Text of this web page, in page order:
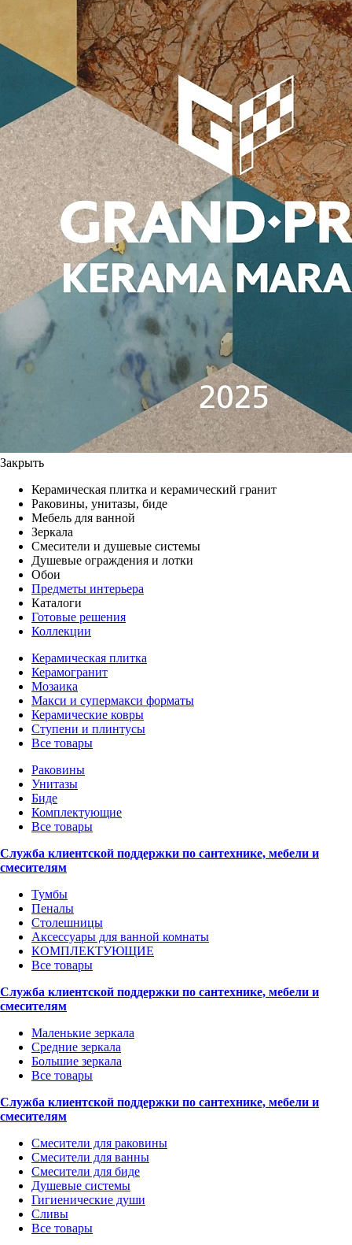
Закрыть
Керамическая плитка и керамический гранит
Раковины, унитазы, биде
Мебель для ванной
Зеркала
Смесители и душевые системы
Душевые ограждения и лотки
Обои
Предметы интерьера
Каталоги
Готовые решения
Коллекции
Керамическая плитка
Керамогранит
Мозаика
Макси и супермакси форматы
Керамические ковры
Ступени и плинтусы
Все товары
Раковины
Унитазы
Биде
Комплектующие
Все товары
Служба клиентской поддержки по сантехнике, мебели и
смесителям
Тумбы
Пеналы
Столешницы
Аксессуары для ванной комнаты
КОМПЛЕКТУЮЩИЕ
Все товары
Служба клиентской поддержки по сантехнике, мебели и
смесителям
Маленькие зеркала
Средние зеркала
Большие зеркала
Все товары
Служба клиентской поддержки по сантехнике, мебели и
смесителям
Смесители для раковины
Смесители для ванны
Смесители для биде
Душевые системы
Гигиенические души
Сливы
Все товары